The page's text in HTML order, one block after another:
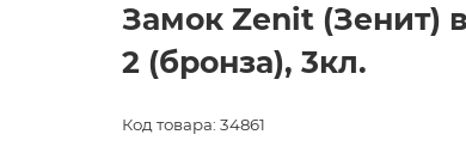
Замок Zenit (Зенит)
2 (бронза), 3кл.
Код товара: 34861